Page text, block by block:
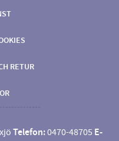
RETUR
Telefon:0470-48705 E-